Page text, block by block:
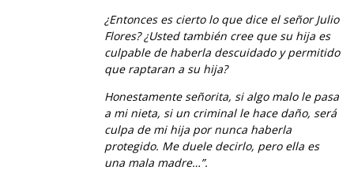
¿Entonces es cierto lo que dice el señor Julio
Flores? ¿Usted también cree que su hija es
culpable de haberla descuidado y permitido
que raptaran a su hija?
Honestamente señorita, si algo malo le pasa
a mi nieta, si un criminal le hace daño, será
culpa de mi hija por nunca haberla
protegido. Me duele decirlo, pero ella es
una mala madre…”.